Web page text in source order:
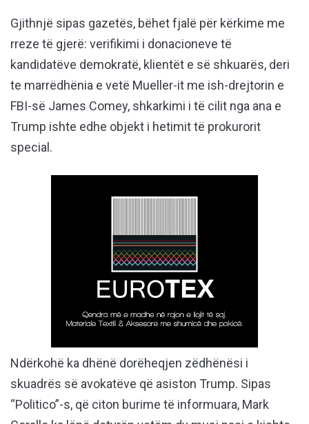
Gjithnjë sipas gazetës, bëhet fjalë për kërkime me
rreze të gjerë: verifikimi i donacioneve të
kandidatëve demokratë, klientët e së shkuarës, deri
te marrëdhënia e vetë Mueller-it me ish-drejtorin e
FBI-së James Comey, shkarkimi i të cilit nga ana e
Trump ishte edhe objekt i hetimit të prokurorit
special.
Ndërkohë ka dhënë dorëheqjen zëdhënësi i
skuadrës së avokatëve që asiston Trump. Sipas
“Politico”-s, që citon burime të informuara, Mark